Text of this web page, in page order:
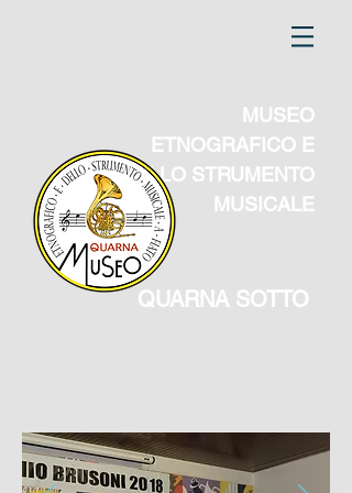
MUSEO
ETNOGRAFICO E
DELLO STRUMENTO
MUSICALE
QUARNA SOTTO